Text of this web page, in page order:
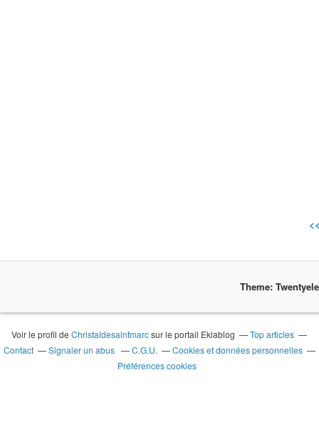
Theme:
Voir le profil deChristaldesaintmarcsur le portail Eklablog
Top articles
Contact
Signaler un abus C.G.U.
Cookies et données personnelles
Préférences cookies